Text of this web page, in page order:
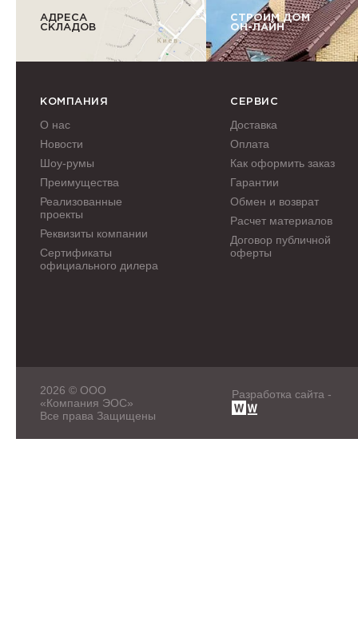
АДРЕСА
СКЛАДОВ
СТРОИМ ДОМ
ОН-ЛАЙН
КОМПАНИЯ
О нас
Новости
Шоу-румы
Преимущества
Реализованные
проекты
Реквизиты компании
Сертификаты
официального дилера
СЕРВИС
Доставка
Оплата
Как оформить заказ
Гарантии
Обмен и возврат
Расчет материалов
Договор публичной
оферты
2026 © ООО
«Компания ЭОС»
Все права Защищены
Разработка сайта -